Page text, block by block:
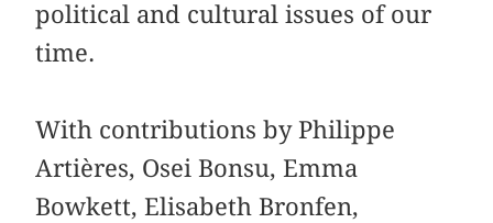
political and cultural issues of our
time.
With contributions by Philippe
Artières, Osei Bonsu, Emma
Bowkett, Elisabeth Bronfen,